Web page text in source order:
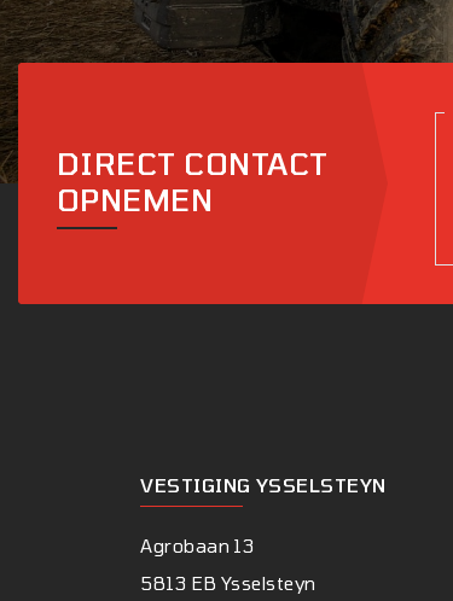
DIRECT CONTACT
OPNEMEN
VESTIGING YSSELSTEYN
Agrobaan 13
5813 EB Ysselsteyn